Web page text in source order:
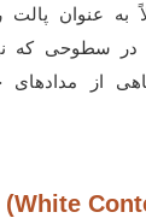
به عنوان
در سطوحی که
از مدادهای